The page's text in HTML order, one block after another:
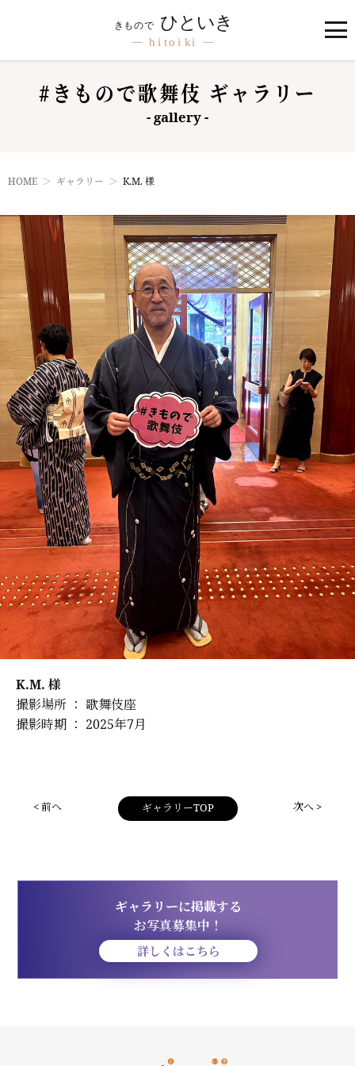
#きもので歌舞伎 ギャラリー
- gallery -
HOME ギャラリー K.M. 様
K.M. 様
撮影場所 ： 歌舞伎座
撮影時期 ： 2025年7月
< 前へ ギャラリーTOP 次へ >
ギャラリーに掲載する
お写真募集中！
詳しくはこちら